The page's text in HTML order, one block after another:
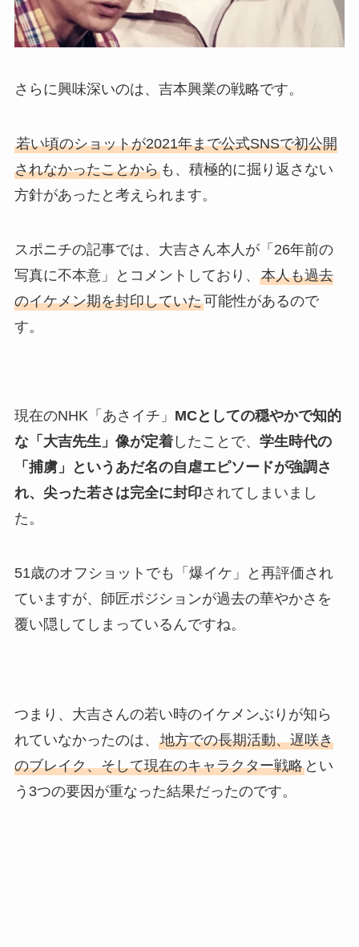
さらに興味深いのは、吉本興業の戦略です。
若い頃のショットが2021年まで公式SNSで初公開
されなかったことからも、積極的に掘り返さない
方針があったと考えられます。
スポニチの記事では、大吉さん本人が「26年前の
写真に不本意」とコメントしており、 本人も過去
のイケメン期を封印していた可能性があるので
す。
現在のNHK「あさイチ」 MCとしての穏やかで知的
な「大吉先生」像が定着したことで、 学生時代の
「捕虜」というあだ名の自虐エピソードが強調さ
れ、尖った若さは完全に封印されてしまいまし
た。
51歳のオフショットでも「爆イケ」と再評価され
ていますが、師匠ポジションが過去の華やかさを
覆い隠してしまっているんですね。
つまり、大吉さんの若い時のイケメンぶりが知ら
れていなかったのは、 地方での長期活動、遅咲き
のブレイク、そして現在のキャラクター戦略とい
う3つの要因が重なった結果だったのです。